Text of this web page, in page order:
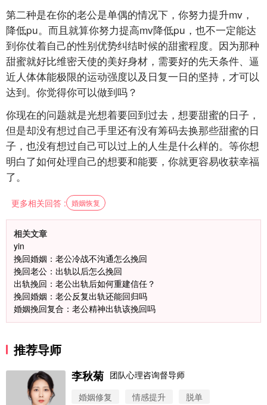
第二种是在你的老公是单偶的情况下，你努力提升mv，
降低pu。而且就算你努力提高mv降低pu，也不一定能达
到你仗着自己的性别优势纠结时候的甜蜜程度。因为那种
甜蜜就好比维密天使的美好身材，需要好的先天条件、逼
近人体体能极限的运动强度以及日复一日的坚持，才可以
达到。你觉得你可以做到吗？
你现在的问题就是光想着要回到过去，想要甜蜜的日子，
但是却没有想过自己手里还有没有筹码去换那些甜蜜的日
子，也没有想过自己可以过上的人生是什么样的。等你想
明白了如何处理自己的想要和能要，你就更容易收获幸福
了。
更多相关回答 : 婚姻恢复
相关文章
yin
挽回婚姻：老公冷战不沟通怎么挽回
挽回老公：出轨以后怎么挽回
出轨挽回：老公出轨后如何重建信任？
挽回婚姻：老公反复出轨还能回归吗
婚姻挽回复合：老公精神出轨该挽回吗
推荐导师
李秋菊 团队心理咨询督导师
婚姻修复
情感提升 脱单